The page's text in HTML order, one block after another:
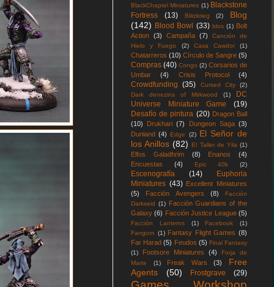
BlackChaptel Miniatures (1) Blackstone
Fortress
(13) Blitzkrieg (2)
Blog
(142) Blood Bowl (33) blos (1) Bolt
Action (3) Campaña (7)
Canción de
Hielo y Fuego
(2) Casa Cawdor (1)
Chatarreros (10) Círculo de Sangre (5)
Compras (40) Congo (2) Corsarios de
Umbar
(4) Crisis Protocol (4)
Crowdfunding (35) Cursed City
(2)
Dark denezins of Mirkwood
(1)
DC
Universe Miniature Game
(19)
Desafío de pintura (20) Dragon Ball
(10)
Drukhari (7) Dungeon Saga (3)
Dunland (4) Edge (2) El Señor de
los Anillos (82) El Taller de Yila (1)
Elfos Galadhrim (8) Enanos
(4)
Encuestas
(4) Epic 40k (2)
Escenografía (14)
Euphoria
Miniatures (43) Excellent Miniatures
(5)
Facción Avengers (8)
Facción
Darkseid (1) Facción Guardians of the
Galaxy (6) Facción Justice League (5)
Facción Lanterns (1) Facebook
(1)
Fangorn (1) Fantasy Flight Games (8)
Far Harad (5) Feudos (5) Final Fantasy
(1)
Footsore Miniatures (4)
Forja de
Marte
(1) Freak Wars (3)
Free
Agents
(50) Frostgrave (29)